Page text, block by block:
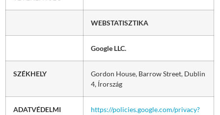
WEBSTATISZTIKA
Google LLC.
SZÉKHELY
Gordon House, Barrow Street, Dublin
4, Írország
ADATVÉDELMI
https://policies.google.com/privacy?